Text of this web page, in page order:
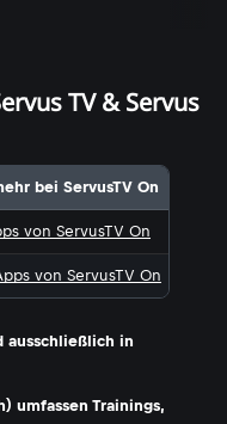
TV & Servus
bei ServusTV On
von ServusTV On
von ServusTV On
ausschließlich in
umfassen Trainings,